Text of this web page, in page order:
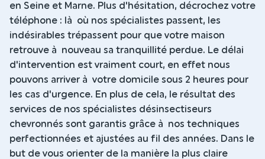
en Seine et Marne. Plus d'hésitation, décrochez votre
téléphone : là où nos spécialistes passent, les
indésirables trépassent pour que votre maison
retrouve à nouveau sa tranquillité perdue. Le délai
d'intervention est vraiment court, en effet nous
pouvons arriver à votre domicile sous 2 heures pour
les cas d'urgence. En plus de cela, le résultat des
services de nos spécialistes désinsectiseurs
chevronnés sont garantis grâce à nos techniques
perfectionnées et ajustées au fil des années. Dans le
but de vous orienter de la manière la plus claire